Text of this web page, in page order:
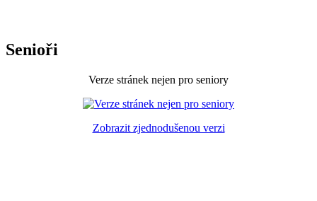
Senioři
Verze stránek nejen pro seniory
Zobrazit zjednodušenou verzi